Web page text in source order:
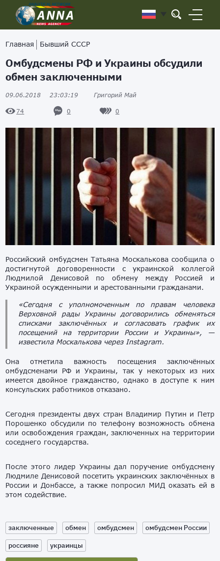
Главная Бывший СССР
Омбудсмены РФ и Украины обсудили
обмен заключенными
09.06.2018 23:03:19 Григорий Май
74 0 0
Российский омбудсмен Татьяна Москалькова сообщила о
достигнутой договоренности с украинской коллегой
Людмилой Денисовой по обмену между Россией и
Украиной осужденными и арестованными гражданами.
«Сегодня с уполномоченным по правам человека
Верховной рады Украины договорились обменяться
списками заключённых и согласовать график их
посещений на территории России и Украины», —
известила Москалькова через Instagram.
Она отметила важность посещения заключённых
омбудсменами РФ и Украины, так у некоторых из них
имеется двойное гражданство, однако в доступе к ним
консульских работников отказано.
Сегодня президенты двух стран Владимир Путин и Петр
Порошенко обсудили по телефону возможность обмена
или освобождения граждан, заключенных на территории
соседнего государства.
После этого лидер Украины дал поручение омбудсмену
Людмиле Денисовой посетить украинских заключённых в
России и Донбассе, а также попросил МИД оказать ей в
этом содействие.
заключенные обмен омбудсмен
омбудсмен России
россияне
украинцы